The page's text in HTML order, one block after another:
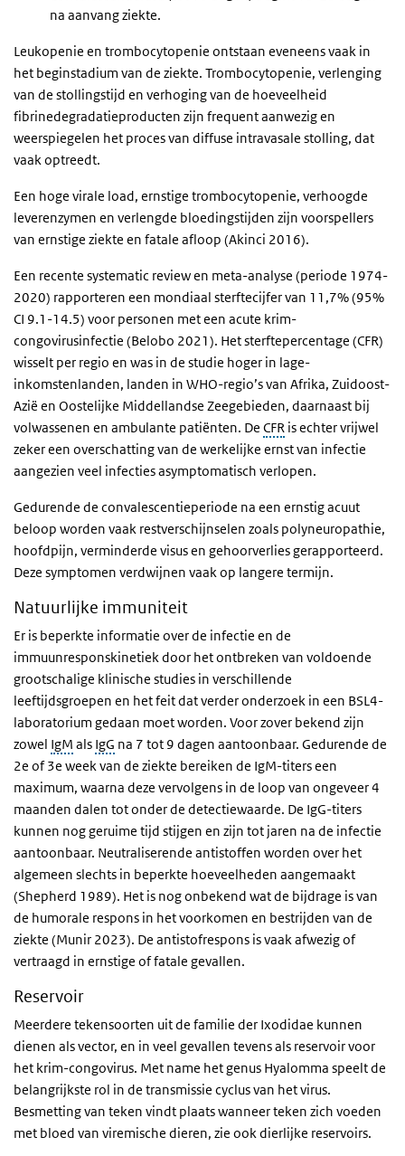
na aanvang ziekte.
Leukopenie en trombocytopenie ontstaan eveneens vaak in
het beginstadium van de ziekte. Trombocytopenie, verlenging
van de stollingstijd en verhoging van de hoeveelheid
fibrinedegradatieproducten zijn frequent aanwezig en
weerspiegelen het proces van diffuse intravasale stolling, dat
vaak optreedt.
Een hoge virale load, ernstige trombocytopenie, verhoogde
leverenzymen en verlengde bloedingstijden zijn voorspellers
van ernstige ziekte en fatale afloop (Akinci 2016).
Een recente systematic review en meta-analyse (periode 1974-
2020) rapporteren een mondiaal sterftecijfer van 11,7% (95%
CI 9.1-14.5) voor personen met een acute krim-
congovirusinfectie (Belobo 2021). Het sterftepercentage (CFR)
wisselt per regio en was in de studie hoger in lage-
inkomstenlanden, landen in WHO-regio’s van Afrika, Zuidoost-
Azië en Oostelijke Middellandse Zeegebieden, daarnaast bij
volwassenen en ambulante patiënten. De CFR is echter vrijwel
zeker een overschatting van de werkelijke ernst van infectie
aangezien veel infecties asymptomatisch verlopen.
Gedurende de convalescentieperiode na een ernstig acuut
beloop worden vaak restverschijnselen zoals polyneuropathie,
hoofdpijn, verminderde visus en gehoorverlies gerapporteerd.
Deze symptomen verdwijnen vaak op langere termijn.
Natuurlijke immuniteit
Er is beperkte informatie over de infectie en de
immuunresponskinetiek door het ontbreken van voldoende
grootschalige klinische studies in verschillende
leeftijdsgroepen en het feit dat verder onderzoek in een BSL4-
laboratorium gedaan moet worden. Voor zover bekend zijn
zowel IgM als IgG na 7 tot 9 dagen aantoonbaar. Gedurende de
2e of 3e week van de ziekte bereiken de IgM-titers een
maximum, waarna deze vervolgens in de loop van ongeveer 4
maanden dalen tot onder de detectiewaarde. De IgG-titers
kunnen nog geruime tijd stijgen en zijn tot jaren na de infectie
aantoonbaar. Neutraliserende antistoffen worden over het
algemeen slechts in beperkte hoeveelheden aangemaakt
(Shepherd 1989). Het is nog onbekend wat de bijdrage is van
de humorale respons in het voorkomen en bestrijden van de
ziekte (Munir 2023). De antistofrespons is vaak afwezig of
vertraagd in ernstige of fatale gevallen.
Reservoir
Meerdere tekensoorten uit de familie der Ixodidae kunnen
dienen als vector, en in veel gevallen tevens als reservoir voor
het krim-congovirus. Met name het genus Hyalomma speelt de
belangrijkste rol in de transmissie cyclus van het virus.
Besmetting van teken vindt plaats wanneer teken zich voeden
met bloed van viremische dieren, zie ook dierlijke reservoirs.